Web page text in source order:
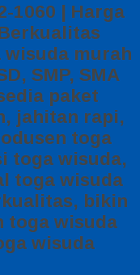
1060 | Harga
murah
SMP, SMA
paket
jahitan rapi,
toga
toga wisuda,
toga wisuda
bikin
toga wisuda
wisuda